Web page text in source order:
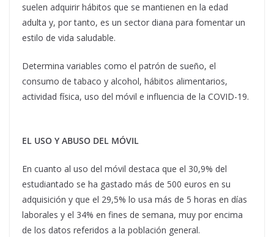
suelen adquirir hábitos que se mantienen en la edad
adulta y, por tanto, es un sector diana para fomentar un
estilo de vida saludable.
Determina variables como el patrón de sueño, el
consumo de tabaco y alcohol, hábitos alimentarios,
actividad física, uso del móvil e influencia de la COVID-19.
EL USO Y ABUSO DEL MÓVIL
En cuanto al uso del móvil destaca que el 30,9% del
estudiantado se ha gastado más de 500 euros en su
adquisición y que el 29,5% lo usa más de 5 horas en días
laborales y el 34% en fines de semana, muy por encima
de los datos referidos a la población general.